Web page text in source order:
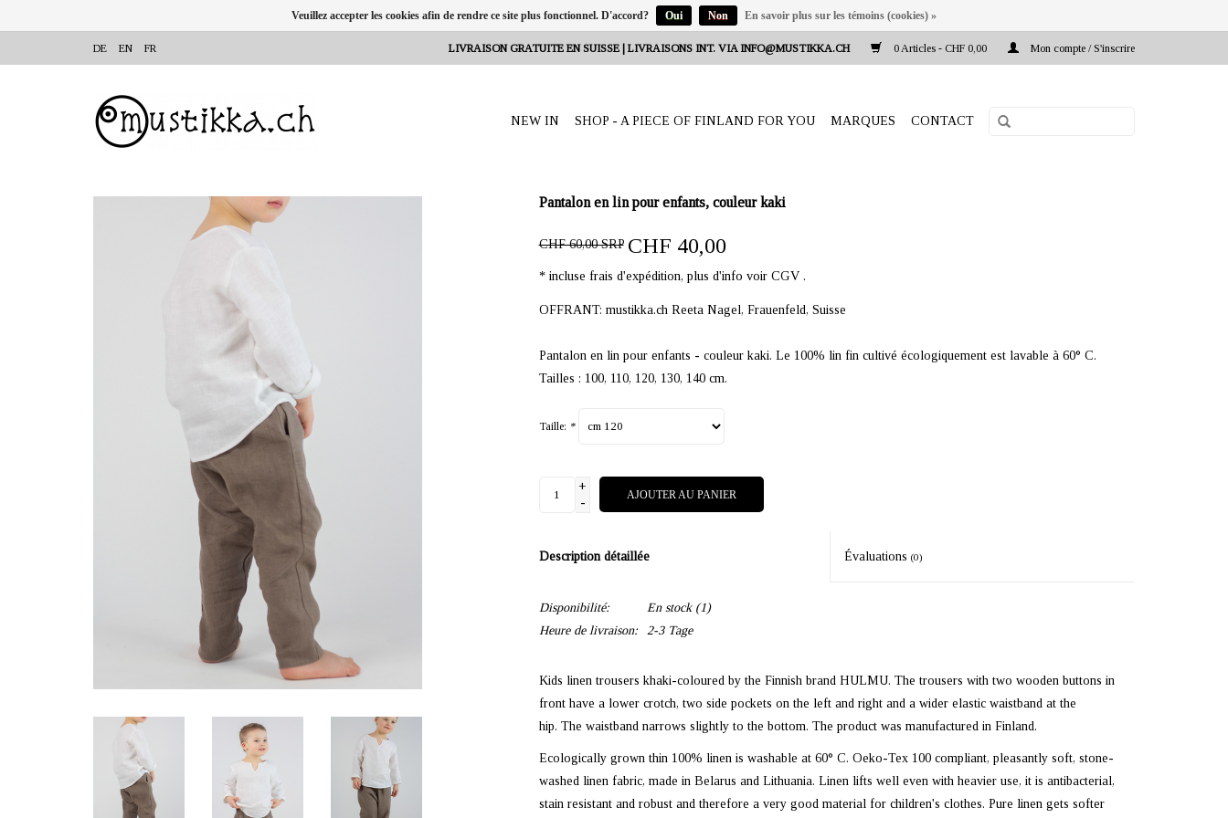
DE EN FR LIVRAISON GRATUITE EN SUISSE | LIVRAISONS INT. VIA INFO@MUSTIKKA.CH 0 Articles - CHF 0,00 Mon compte / S'inscrire
NEW IN SHOP - A PIECE OF FINLAND FOR YOU MARQUES CONTACT
Pantalon en lin pour enfants, couleur kaki
CHF 60,00 SRP CHF 40,00
* incluse frais d'expédition, plus d'info voir CGV .
OFFRANT: mustikka.ch Reeta Nagel, Frauenfeld, Suisse
Pantalon en lin pour enfants - couleur kaki. Le 100% lin fin cultivé écologiquement est lavable à 60° C.
Tailles : 100, 110, 120, 130, 140 cm.
Taille: *
+
-
AJOUTER AU PANIER
Description détaillée Évaluations(0)
Disponibilité: En stock(1)
Heure de livraison:
2-3 Tage
Kids linen trousers khaki-coloured by the Finnish brand HULMU. The trousers with two wooden buttons in
front have a lower crotch, two side pockets on the left and right and a wider elastic waistband at the
hip. The waistband narrows slightly to the bottom. The product was manufactured in Finland.
Ecologically grown thin 100% linen is washable at 60° C. Oeko-Tex 100 compliant, pleasantly soft, stone-
washed linen fabric, made in Belarus and Lithuania. Linen lifts well even with heavier use, it is antibacterial,
stain resistant and robust and therefore a very good material for children's clothes. Pure linen gets softer
Veuillez accepter les cookies afin de rendre ce site plus fonctionnel. D'accord? Oui Non En savoir plus sur les témoins (cookies) »